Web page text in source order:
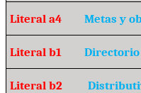
Literal a4 Metas y
Literal b1
Literal b2